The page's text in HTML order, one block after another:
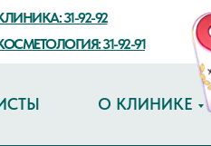
31-92-92
31-92-91
О КЛИНИКЕ